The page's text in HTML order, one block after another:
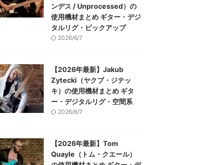
ンデス / Unprocessed）の
使用機材まとめ ギター・デジ
タルリグ・ピックアップ
2026/6/7
【2026年最新】Jakub
Zytecki（ヤクブ・ジテッ
キ）の使用機材まとめ ギタ
ー・デジタルリグ・空間系
2026/6/7
【2026年最新】Tom
Quayle（トム・クエール）